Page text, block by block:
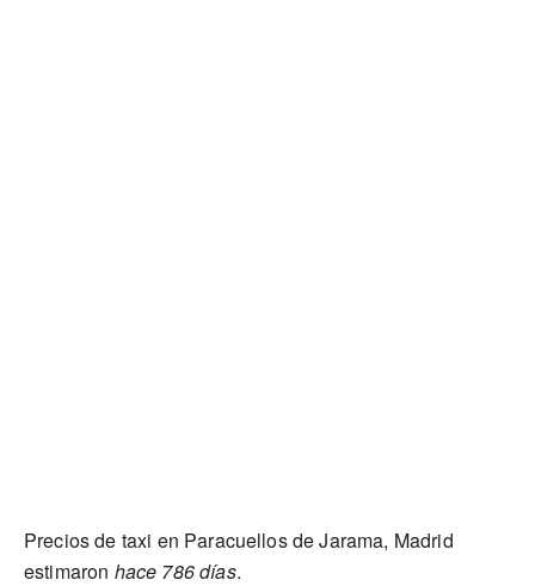
Precios de taxi en Paracuellos de Jarama, Madrid
estimaron hace 786 días.